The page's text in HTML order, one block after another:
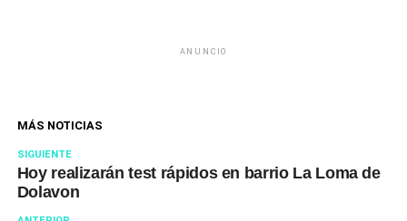
ANUNCIO
MÁS NOTICIAS
SIGUIENTE
Hoy realizarán test rápidos en barrio La Loma de
Dolavon